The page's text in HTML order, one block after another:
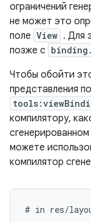
ограничений
не может это
поле View . Для
позже с
Чтобы обойти
представления
компилятору,
можете
компилятор
# in res/